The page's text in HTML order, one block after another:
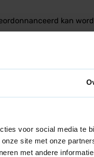
voor social media te
site met onze
met andere
kan
de